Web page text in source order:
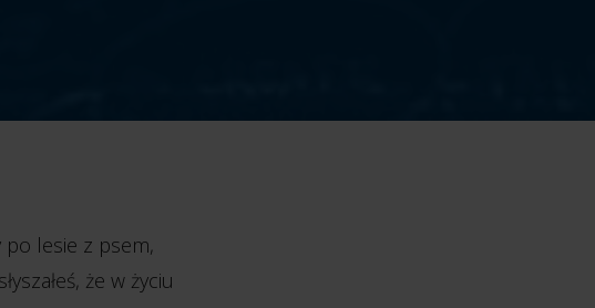
po lesie z psem,
że w życiu